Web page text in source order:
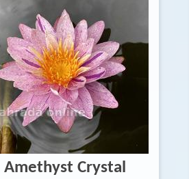
Amethyst Crystal